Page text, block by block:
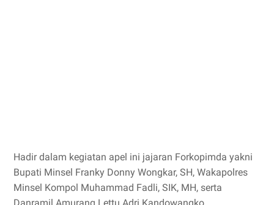
Hadir dalam kegiatan apel ini jajaran Forkopimda yakni
Bupati Minsel Franky Donny Wongkar, SH, Wakapolres
Minsel Kompol Muhammad Fadli, SIK, MH, serta